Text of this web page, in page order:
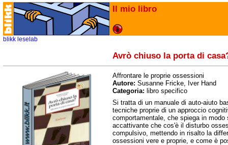
Il mio libro
blikk leselab
Avrò chiuso la porta di
Affrontare le proprie ossessioni
Autore: Susanne Fricke, Iver Hand
Categoria: libro specifico
Si tratta di un manuale di auto-aiuto
tecniche proprie di un approccio
comportamentale, che spiega in modo
accattivante che cos'è il disturbo
compulsivo, mettendo in risalto la
ossessioni vere e proprie, e come è